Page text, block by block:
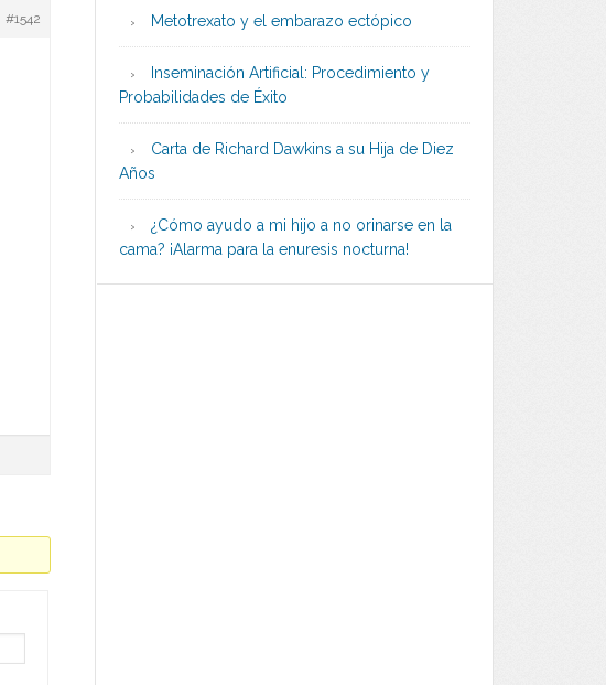
#1542 Metotrexato y el embarazo ectópico
Inseminación Artificial: Procedimiento y
Probabilidades de Éxito
Carta de Richard Dawkins a su Hija de Diez
Años
¿Cómo ayudo a mi hijo a no orinarse en la
cama? ¡Alarma para la enuresis nocturna!